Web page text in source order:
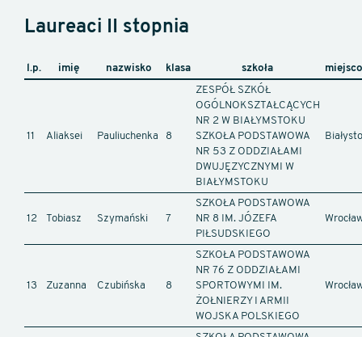
Laureaci II stopnia
l.p. imię nazwisko klasa szkoła
11 Aliaksei Pauliuchenka 8
ZESPÓŁ SZKÓŁ
OGÓLNOKSZTAŁCĄCYCH
NR 2 W BIAŁYMSTOKU
SZKOŁA PODSTAWOWA
NR 53 Z ODDZIAŁAMI
DWUJĘZYCZNYMI W
BIAŁYMSTOKU
12 Tobiasz Szymański 7
SZKOŁA PODSTAWOWA
NR 8 IM. JÓZEFA
PIŁSUDSKIEGO
13 Zuzanna Czubińska 8
SZKOŁA PODSTAWOWA
NR 76 Z ODDZIAŁAMI
SPORTOWYMI IM.
ŻOŁNIERZY I ARMII
WOJSKA POLSKIEGO